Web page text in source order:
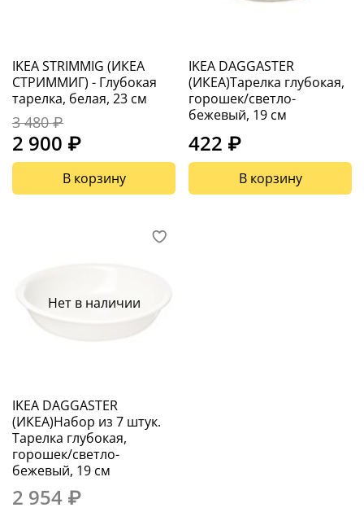
IKEA STRIMMIG (ИКЕА
СТРИММИГ) - Глубокая
тарелка, белая, 23 см
3 480 ₽
2 900 ₽
В корзину
IKEA DAGGASTER
(ИКЕА)Тарелка глубокая,
горошек/светло-
бежевый, 19 см
422 ₽
В корзину
Нет в наличии
IKEA DAGGASTER
(ИКЕА)Набор из 7 штук.
Тарелка глубокая,
горошек/светло-
бежевый, 19 см
2 954 ₽